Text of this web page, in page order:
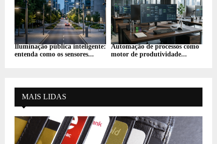
Iluminação pública inteligente:
entenda como os sensores...
Automação de processos como
motor de produtividade...
MAIS LIDAS